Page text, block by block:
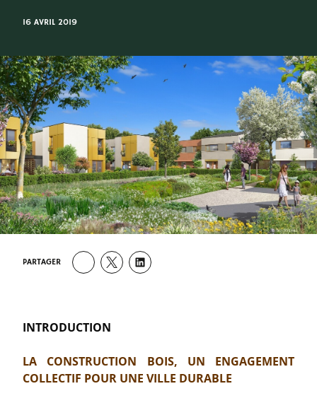
16 AVRIL 2019
PARTAGER
INTRODUCTION
LA CONSTRUCTION BOIS, UN ENGAGEMENT
COLLECTIF POUR UNE VILLE DURABLE